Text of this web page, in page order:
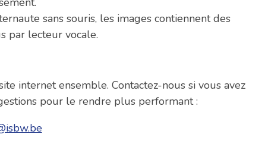
sans souris, les images contiennent des
par lecteur vocale.
internet ensemble. Contactez-nous si vous avez
pour le rendre plus performant :